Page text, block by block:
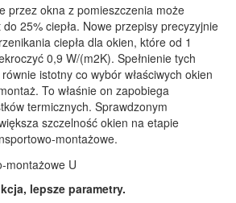
przez okna z pomieszczenia może
25% ciepła. Nowe przepisy precyzyjnie
ciepła dla okien, które od 1
0,9 W/(m2K). Spełnienie tych
istotny co wybór właściwych okien
To właśnie on zapobiega
termicznych. Sprawdzonym
szczelność okien na etapie
montażowe.
lepsze parametry.